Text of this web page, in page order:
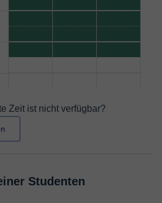
Zeit ist nicht verfügbar?
Studenten